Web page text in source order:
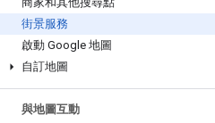
街景服務
啟動 Google 地圖
自訂地圖
與地圖互動